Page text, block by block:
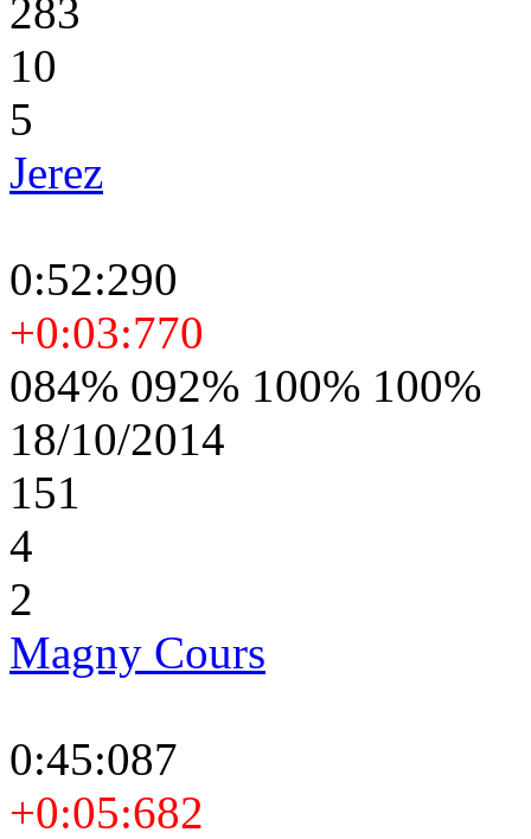
283
10
5
Jerez
0:52:290
+0:03:770
084% 092% 100% 100%
18/10/2014
151
4
2
Magny Cours
0:45:087
+0:05:682